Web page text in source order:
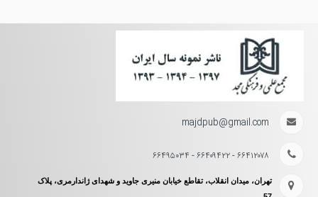
majdpub@gmail.com
۶۶۴۱۲۰۷۸ - ۶۶۴۰۹۴۲۲ - ۶۶۴۹۵۰۳۴
تهران، میدان انقلاب، تقاطع خیابان منیری جاوید و شهدای ژاندارمری، پلاک